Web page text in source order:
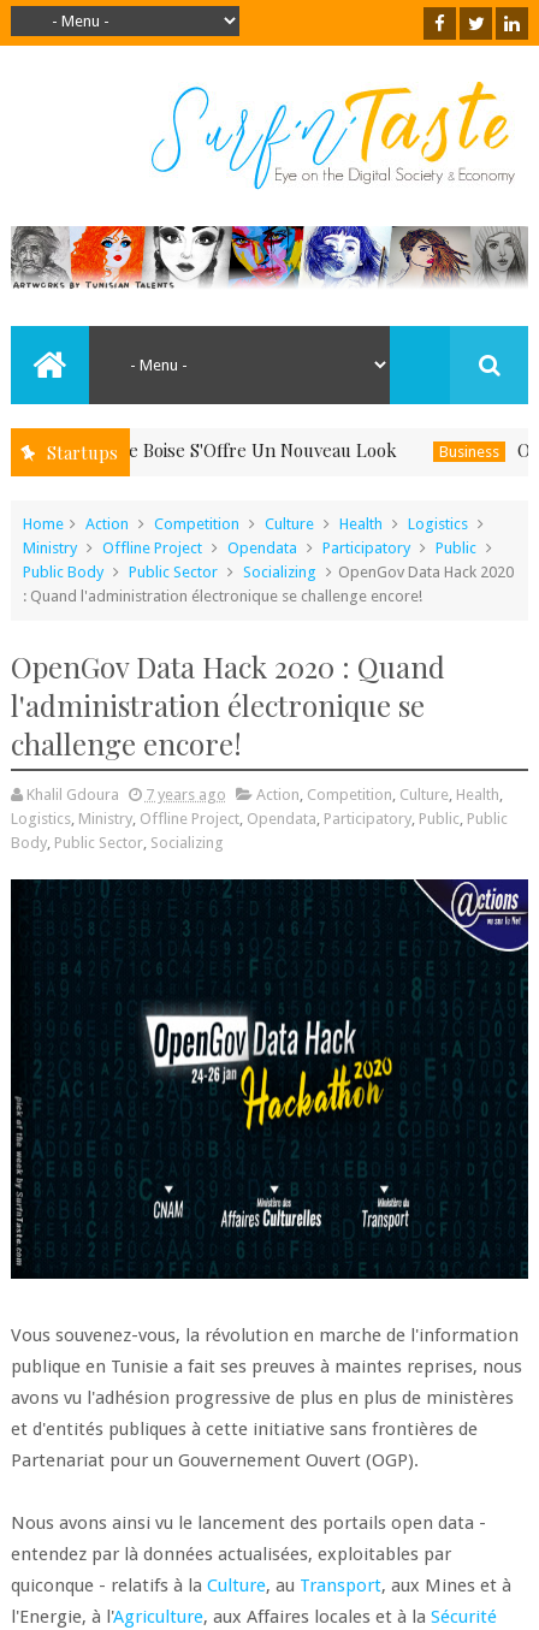
Startups
Le Boise S'Offre Un Nouveau Look Business Offrez-
Home Action Competition Culture Health
Logistics
Ministry
Offline Project Opendata Participatory
Public
Public Body
Public Sector Socializing
OpenGov Data Hack 2020
: Quand l'administration électronique se challenge encore!
OpenGov Data Hack 2020 : Quand
l'administration électronique se
challenge encore!
Khalil Gdoura 7 years ago Action, Competition, Culture, Health,
Logistics, Ministry, Offline Project, Opendata, Participatory, Public, Public
Body, Public Sector, Socializing
Vous souvenez-vous, la révolution en marche de l'information
publique en Tunisie a fait ses preuves à maintes reprises, nous
avons vu l'adhésion progressive de plus en plus de ministères
et d'entités publiques à cette initiative sans frontières de
Partenariat pour un Gouvernement Ouvert (OGP).
Nous avons ainsi vu le lancement des portails open data -
entendez par là données actualisées, exploitables par
quiconque - relatifs à la Culture, au Transport, aux Mines et à
l'Energie, à l'Agriculture, aux Affaires locales et à la Sécurité